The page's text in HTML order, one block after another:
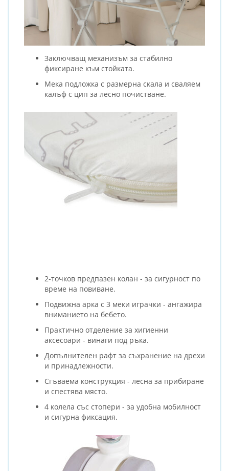
Заключващ механизъм за стабилно
фиксиране към стойката.
Мека подложка с размерна скала и сваляем
калъф с цип за лесно почистване.
2-точков предпазен колан - за сигурност по
време на повиване.
Подвижна арка с 3 меки играчки - ангажира
вниманието на бебето.
Практично отделение за хигиенни
аксесоари - винаги под ръка.
Допълнителен рафт за съхранение на дрехи
и принадлежности.
Сгъваема конструкция - лесна за прибиране
и спестява място.
4 колела със стопери - за удобна мобилност
и сигурна фиксация.